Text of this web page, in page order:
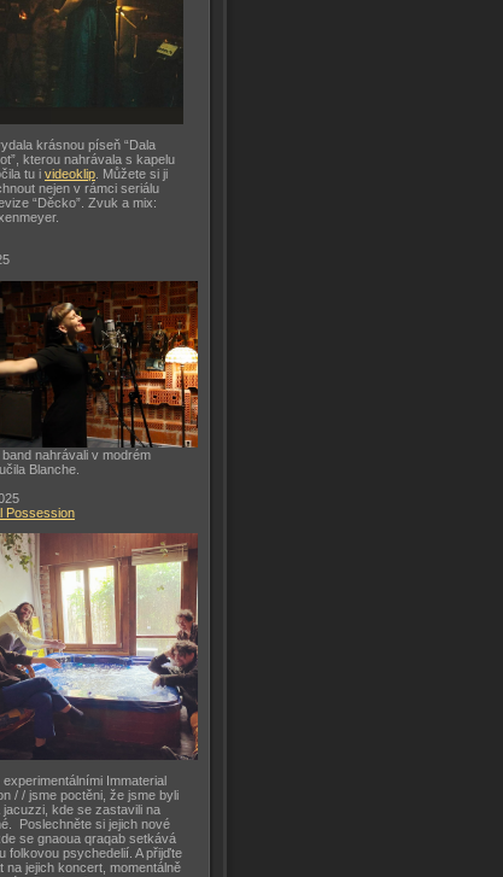
krásnou píseň “Dala
kterou nahrávala s kapelu
tu i videoklip . Můžete si ji
nejen v rámci seriálu
“Děcko”. Zvuk a mix:
nahrávali v modrém
Blanche.
Possession
Immaterial
/ / jsme poctěni, že jsme byli
jacuzzi, kde se zastavili na
Poslechněte si jejich nové
se gnaoua qraqab setkává
folkovou psychedelií. A přijďte
na jejich koncert, momentálně